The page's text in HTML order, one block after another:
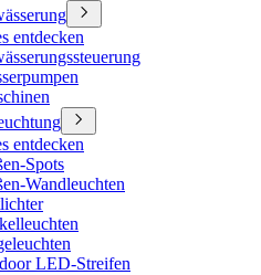
entdecken
entdecken
Spots
Wandleuchten
LED-Streifen